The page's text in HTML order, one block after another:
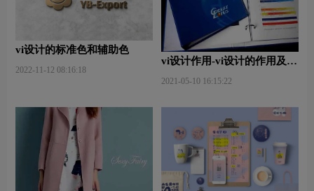
vi设计的标准色和辅助色
2022-11-12 08:16:18
vi设计作用-vi设计的作用及意
2021-05-10 16:15:22